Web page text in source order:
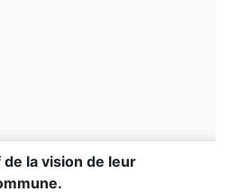
la vision de leur